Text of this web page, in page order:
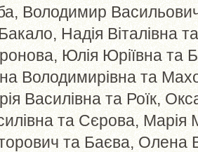
Володимир
Надія Віталівна
Юлія Юріївна та
Володимирівна та
Василівна та Роїк,
та Сєрова, Марія
та Баєва, Олена